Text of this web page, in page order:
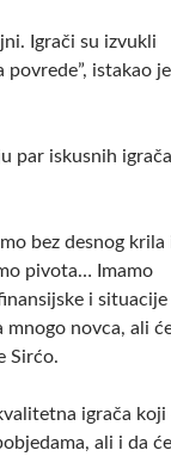
Igrači su izvukli
povrede”, istakao je
par iskusnih
bez desnog krila
pivota… Imamo
i situacije
novca, ali
Sirćo.
igrača koji
ali i da